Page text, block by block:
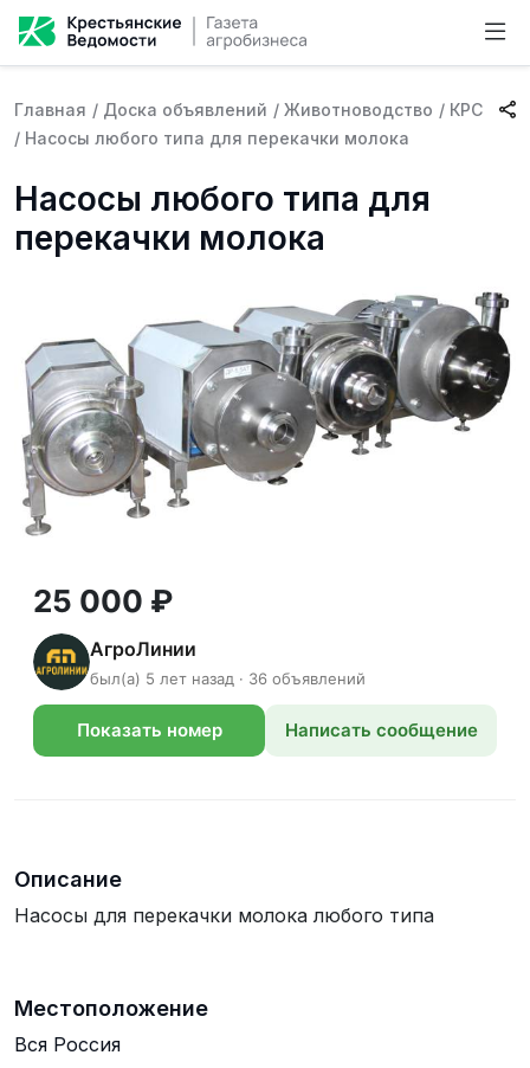
Главная / Доска объявлений / Животноводство / КРС
/ Насосы любого типа для перекачки молока
Насосы любого типа для
перекачки молока
25 000 ₽
АгроЛинии
был(а) 5 лет назад · 36 объявлений
Показать номер Написать сообщение
Описание
Насосы для перекачки молока любого типа
Местоположение
Вся Россия